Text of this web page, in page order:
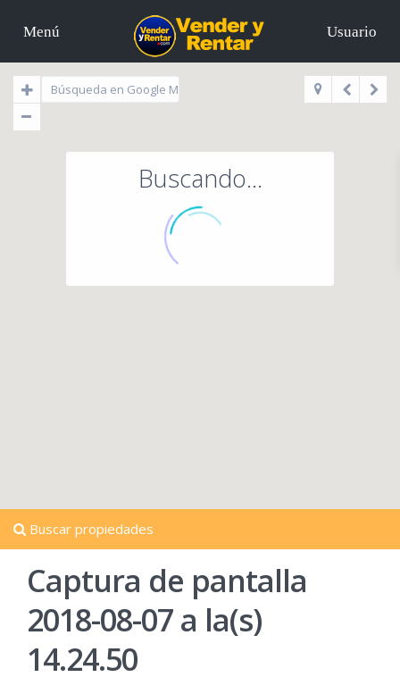
Menú Usuario
Buscando...
Buscar propiedades
Captura de pantalla
2018-08-07 a la(s)
14.24.50